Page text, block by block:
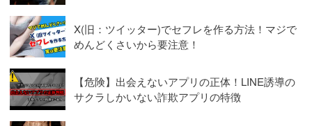
X(旧：ツイッター)でセフレを作る方法！マジで
めんどくさいから要注意！
【危険】出会えないアプリの正体！LINE誘導の
サクラしかいない詐欺アプリの特徴